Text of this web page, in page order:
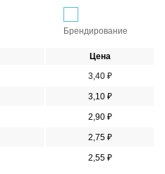
Брендирование
Цена
3,40 ₽
3,10 ₽
2,90 ₽
2,75 ₽
2,55 ₽